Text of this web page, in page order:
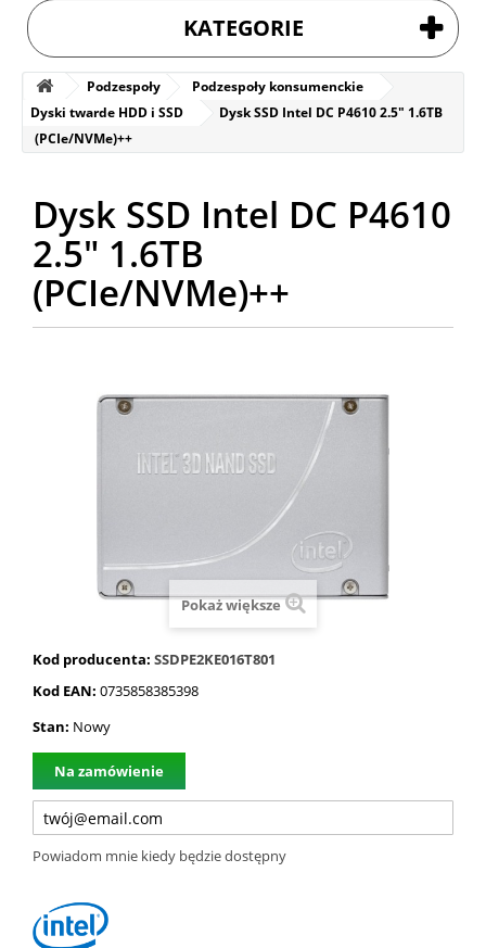
KATEGORIE
Podzespoły
Podzespoły konsumenckie
Dyski twarde HDD i SSD
Dysk SSD Intel DC P4610 2.5" 1.6TB
(PCIe/NVMe)++
Dysk SSD Intel DC P4610
2.5" 1.6TB
(PCIe/NVMe)++
Pokaż większe
Kod producenta: SSDPE2KE016T801
Kod EAN: 0735858385398
Stan: Nowy
Na zamówienie
Powiadom mnie kiedy będzie dostępny